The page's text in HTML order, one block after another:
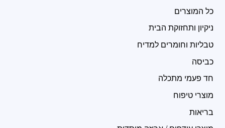
כל המוצרים
ניקיון ותחזוקת הבית
טבליות וחומרים למדיח
כביסה
חד פעמי מתכלה
מוצרי טיפוח
בריאות